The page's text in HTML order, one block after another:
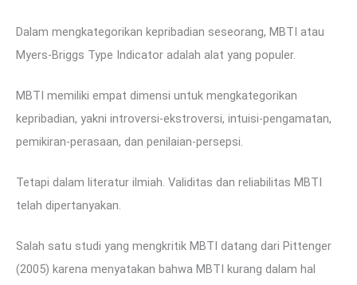
Dalam mengkategorikan kepribadian seseorang, MBTI atau
Myers-Briggs Type Indicator adalah alat yang populer.
MBTI memiliki empat dimensi untuk mengkategorikan
kepribadian, yakni introversi-ekstroversi, intuisi-pengamatan,
pemikiran-perasaan, dan penilaian-persepsi.
Tetapi dalam literatur ilmiah. Validitas dan reliabilitas MBTI
telah dipertanyakan.
Salah satu studi yang mengkritik MBTI datang dari Pittenger
(2005) karena menyatakan bahwa MBTI kurang dalam hal